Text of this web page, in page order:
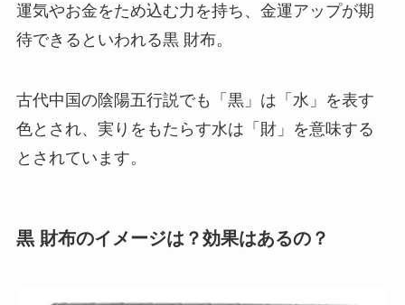
運気やお金をため込む力を持ち、金運アップが期
待できるといわれる黒 財布。
古代中国の陰陽五行説でも「黒」は「水」を表す
色とされ、実りをもたらす水は「財」を意味する
とされています。
黒 財布のイメージは？効果はあるの？